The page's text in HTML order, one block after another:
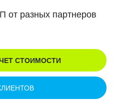
от разных партнеров
СТОИМОСТИ